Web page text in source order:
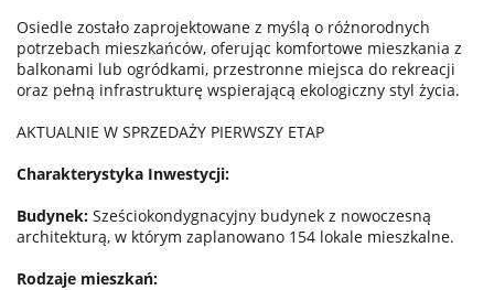
Osiedle zostało zaprojektowane z myślą o różnorodnych
potrzebach mieszkańców, oferując komfortowe mieszkania z
balkonami lub ogródkami, przestronne miejsca do rekreacji
oraz pełną infrastrukturę wspierającą ekologiczny styl życia.
AKTUALNIE W SPRZEDAŻY PIERWSZY ETAP
Charakterystyka Inwestycji:
Budynek: Sześciokondygnacyjny budynek z nowoczesną
architekturą, w którym zaplanowano 154 lokale mieszkalne.
Rodzaje mieszkań: